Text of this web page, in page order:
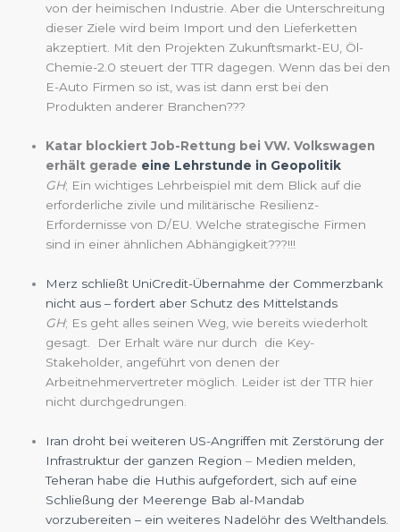
von der heimischen Industrie. Aber die Unterschreitung
dieser Ziele wird beim Import und den Lieferketten
akzeptiert. Mit den Projekten Zukunftsmarkt-EU, Öl-
Chemie-2.0 steuert der TTR dagegen. Wenn das bei den
E-Auto Firmen so ist, was ist dann erst bei den
Produkten anderer Branchen???
Katar blockiert Job-Rettung bei VW. Volkswagen
erhält gerade eine Lehrstunde in Geopolitik
GH; Ein wichtiges Lehrbeispiel mit dem Blick auf die
erforderliche zivile und militärische Resilienz-
Erfordernisse von D/EU. Welche strategische Firmen
sind in einer ähnlichen Abhängigkeit???!!!
Merz schließt UniCredit-Übernahme der Commerzbank
nicht aus – fordert aber Schutz des Mittelstands
GH; Es geht alles seinen Weg, wie bereits wiederholt
gesagt. Der Erhalt wäre nur durch die Key-
Stakeholder, angeführt von denen der
Arbeitnehmervertreter möglich. Leider ist der TTR hier
nicht durchgedrungen.
Iran droht bei weiteren US-Angriffen mit Zerstörung der
Infrastruktur der ganzen Region – Medien melden,
Teheran habe die Huthis aufgefordert, sich auf eine
Schließung der Meerenge Bab al-Mandab
vorzubereiten – ein weiteres Nadelöhr des Welthandels.